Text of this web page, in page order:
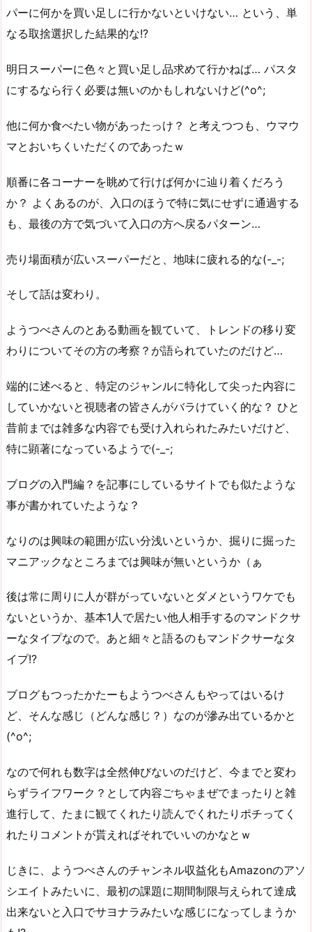
パーに何かを買い足しに行かないといけない… という、単
なる取捨選択した結果的な!?
明日スーパーに色々と買い足し品求めて行かねば… パスタ
にするなら行く必要は無いのかもしれないけど(^o^;
他に何か食べたい物があったっけ？ と考えつつも、ウマウ
マとおいちくいただくのであったｗ
順番に各コーナーを眺めて行けば何かに辿り着くだろう
か？ よくあるのが、入口のほうで特に気にせずに通過する
も、最後の方で気づいて入口の方へ戻るパターン…
売り場面積が広いスーパーだと、地味に疲れる的な(-_-;
そして話は変わり。
ようつべさんのとある動画を観ていて、トレンドの移り変
わりについてその方の考察？が語られていたのだけど…
端的に述べると、特定のジャンルに特化して尖った内容に
していかないと視聴者の皆さんがバラけていく的な？ ひと
昔前までは雑多な内容でも受け入れられたみたいだけど、
特に顕著になっているようで(-_-;
ブログの入門編？を記事にしているサイトでも似たような
事が書かれていたような？
なりのは興味の範囲が広い分浅いというか、掘りに掘った
マニアックなところまでは興味が無いというか（ぁ
後は常に周りに人が群がっていないとダメというワケでも
ないというか、基本1人で居たい他人相手するのマンドクサ
ーなタイプなので。あと細々と語るのもマンドクサーなタ
イプ!?
ブログもつったかたーもようつべさんもやってはいるけ
ど、そんな感じ（どんな感じ？）なのが滲み出ているかと
(^o^;
なので何れも数字は全然伸びないのだけど、今までと変わ
らずライフワーク？として内容ごちゃまぜでまったりと雑
進行して、たまに観てくれたり読んでくれたりポチってく
れたりコメントが貰えればそれでいいのかなとｗ
じきに、ようつべさんのチャンネル収益化もAmazonのアソ
シエイトみたいに、最初の課題に期間制限与えられて達成
出来ないと入口でサヨナラみたいな感じになってしまうか